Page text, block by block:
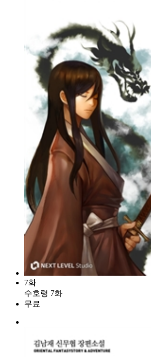
7화
수호령 7화
무료